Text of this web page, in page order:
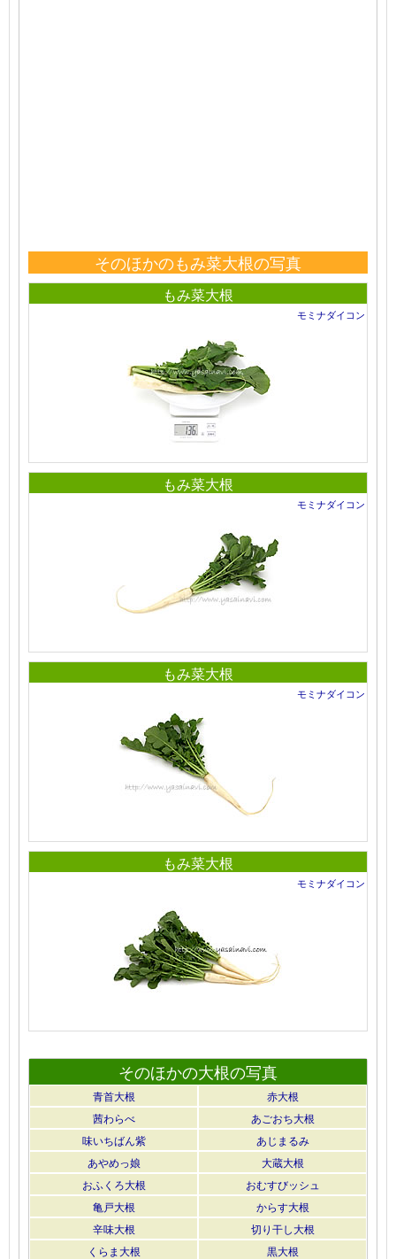
そのほかのもみ菜大根の写真
もみ菜大根
モミナダイコン
もみ菜大根
モミナダイコン
もみ菜大根
モミナダイコン
もみ菜大根
モミナダイコン
そのほかの大根の写真
青首大根
赤大根
茜わらべ
あごおち大根
味いちばん紫
あじまるみ
あやめっ娘
大蔵大根
おふくろ大根
おむすびッシュ
亀戸大根
からす大根
辛味大根
切り干し大根
くらま大根
黒大根